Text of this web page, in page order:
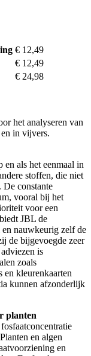
€ 12,49
€ 12,49
€ 24,98
het analyseren van
in vijvers.
als het eenmaal in
stoffen, die niet
constante
vooral bij het
voor een
JBL de
nauwkeurig zelf de
de bijgevoegde zeer
is
zoals
en kleurenkaarten
kunnen afzonderlijk
planten
en algen
en